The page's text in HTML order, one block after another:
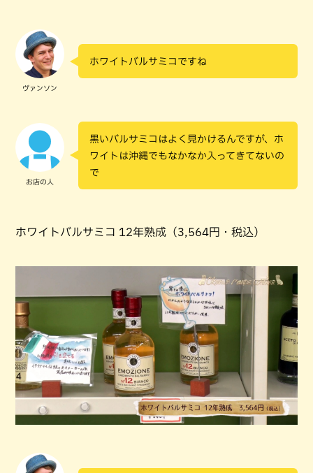
ヴァンソン
ホワイトバルサミコですね
お店の人
黒いバルサミコはよく見かけるんですが、ホ
ワイトは沖縄でもなかなか入ってきてないの
で
ホワイトバルサミコ 12年熟成（3,564円・税込）